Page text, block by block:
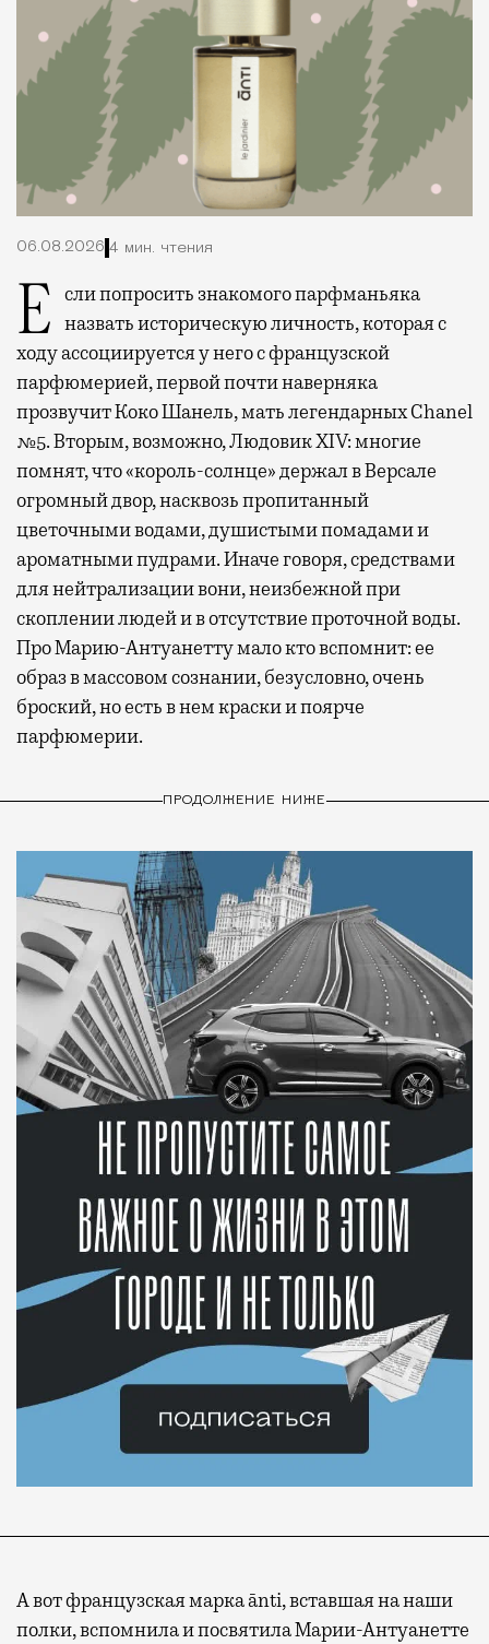
06.08.2026 4 мин. чтения
Если попросить знакомого парфманьяка назвать историческую личность, которая с
ходу ассоциируется у него с французской
парфюмерией, первой почти наверняка
прозвучит Коко Шанель, мать легендарных Chanel
№5. Вторым, возможно, Людовик XIV: многие
помнят, что «король-солнце» держал в Версале
огромный двор, насквозь пропитанный
цветочными водами, душистыми помадами и
ароматными пудрами. Иначе говоря, средствами
для нейтрализации вони, неизбежной при
скоплении людей и в отсутствие проточной воды.
Про Марию-Антуанетту мало кто вспомнит: ее
образ в массовом сознании, безусловно, очень
броский, но есть в нем краски и поярче
парфюмерии.
ПРОДОЛЖЕНИЕ НИЖЕ
А вот французская марка ānti, вставшая на наши
полки, вспомнила и посвятила Марии-Антуанетте